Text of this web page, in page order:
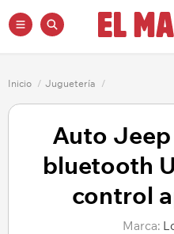
Inicio / Juguetería /
Auto
bluetooth
control
Marca: